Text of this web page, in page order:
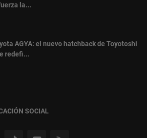
la...
AGYA: el nuevo hatchback de Toyotoshi
redefi...
SOCIAL